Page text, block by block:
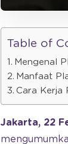
Table of
Mengenal
Manfaat
Cara Kerja
Jakarta, 22